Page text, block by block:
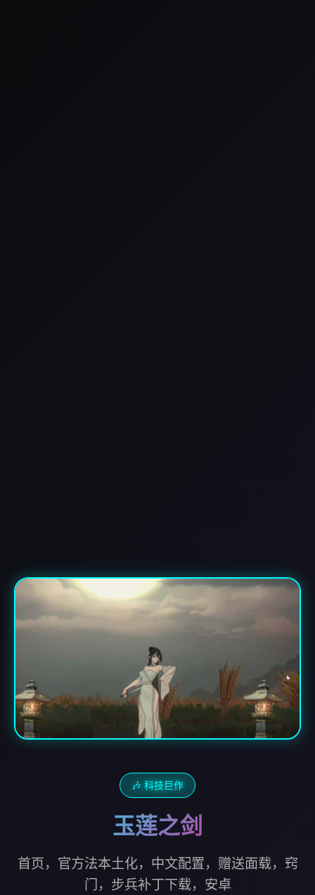
🎶 科技巨作
玉莲之剑
首页，官方法本土化，中文配置，赠送面载，窍
门，步兵补丁下载，安卓